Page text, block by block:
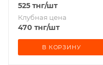
525 тнг/шт
Клубная цена
470 тнг/шт
В КОРЗИНУ